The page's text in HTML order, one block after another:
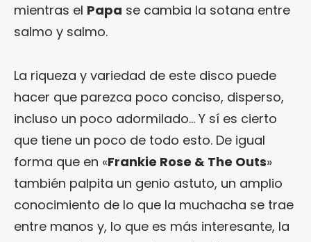
mientras el Papa se cambia la sotana entre
salmo y salmo.
La riqueza y variedad de este disco puede
hacer que parezca poco conciso, disperso,
incluso un poco adormilado… Y sí es cierto
que tiene un poco de todo esto. De igual
forma que en «Frankie Rose & The Outs»
también palpita un genio astuto, un amplio
conocimiento de lo que la muchacha se trae
entre manos y, lo que es más interesante, la